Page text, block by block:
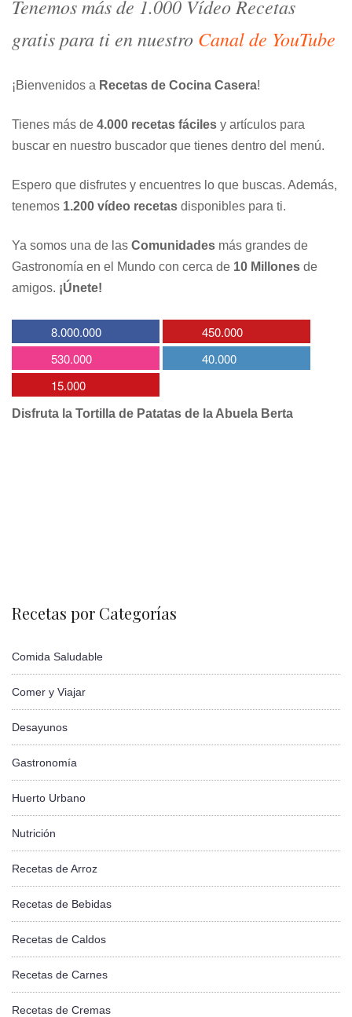
Tenemos más de 1.000 Vídeo Recetas
gratis para ti en nuestro Canal de YouTube
¡Bienvenidos a Recetas de Cocina Casera!
Tienes más de 4.000 recetas fáciles y artículos para
buscar en nuestro buscador que tienes dentro del menú.
Espero que disfrutes y encuentres lo que buscas. Además,
tenemos 1.200 vídeo recetas disponibles para ti.
Ya somos una de las Comunidades más grandes de
Gastronomía en el Mundo con cerca de 10 Millones de
amigos. ¡Únete!
8.000.000
450.000
530.000
40.000
15.000
Disfruta la Tortilla de Patatas de la Abuela Berta
Recetas por Categorías
Comida Saludable
Comer y Viajar
Desayunos
Gastronomía
Huerto Urbano
Nutrición
Recetas de Arroz
Recetas de Bebidas
Recetas de Caldos
Recetas de Carnes
Recetas de Cremas